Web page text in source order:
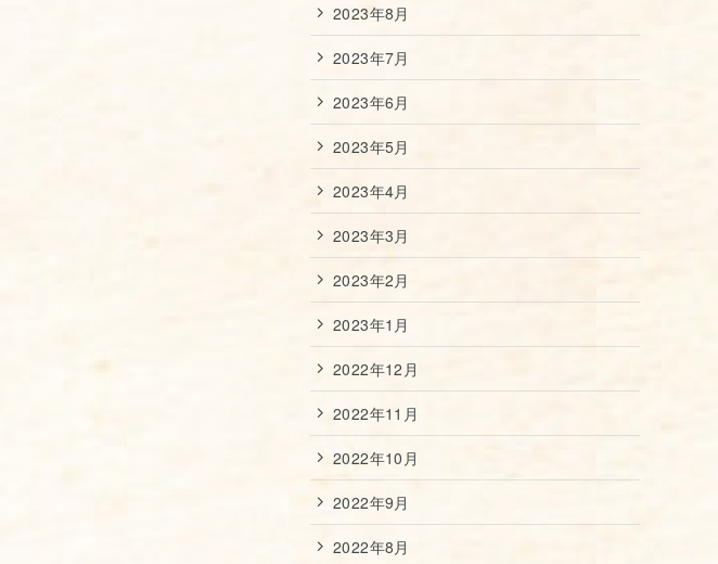
2023年8月
2023年7月
2023年6月
2023年5月
2023年4月
2023年3月
2023年2月
2023年1月
2022年12月
2022年11月
2022年10月
2022年9月
2022年8月